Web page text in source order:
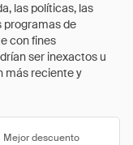
las políticas, las
programas de
con fines
ser inexactos u
más reciente y
Mejor descuento